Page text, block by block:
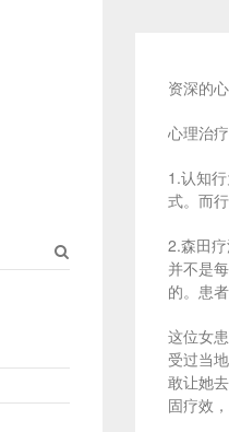
资深的
心理治
1.认知
式。而
2.森田
并不是
的。患
这位女
受过当
敢让她
固疗效